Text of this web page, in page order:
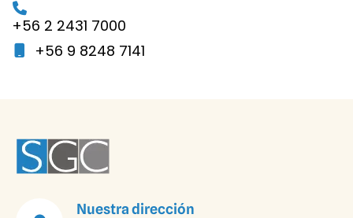
+56 2 2431 7000
+56 9 8248 7141
Nuestra dirección